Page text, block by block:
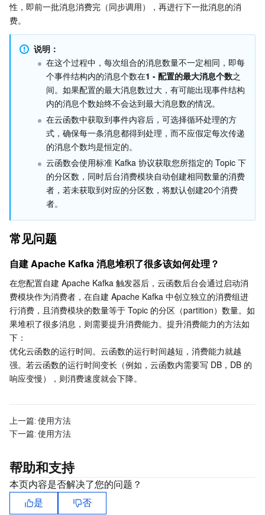
集团账号管理
控制中心
身份识别平台
云顾问 - 混沌演练
地域管理系统
配额中心
资源中心
Grafana 可视化服务
事件总线
腾讯云健康看板
云顾问-Tencent RTC 云助手
云压测
大数据处理套件 TBDS
其他文档
渠道合作伙伴
账号相关
消息中心
控制台相关
费用中心
认证信息
政策与规范
第三方
服务计划
腾讯云培训认证
合作伙伴支持计划
操作系统
TencentOS Server
性，即前一批消息消费完（同步调用），再进行下一批消息的消
费。
说明：
在这个过程中，每次组合的消息数量不一定相同，即每
个事件结构内的消息个数在1 - 配置的最大消息个数之
间。如果配置的最大消息数过大，有可能出现事件结构
内的消息个数始终不会达到最大消息数的情况。
在云函数中获取到事件内容后，可选择循环处理的方
式，确保每一条消息都得到处理，而不应假定每次传递
的消息个数均是恒定的。
云函数会使用标准 Kafka 协议获取您所指定的 Topic 下
的分区数，同时后台消费模块自动创建相同数量的消费
者，若未获取到对应的分区数，将默认创建20个消费
者。
常见问题
自建 Apache Kafka 消息堆积了很多该如何处理？
在您配置自建 Apache Kafka 触发器后，云函数后台会通过启动消
费模块作为消费者，在自建 Apache Kafka 中创立独立的消费组进
行消费，且消费模块的数量等于 Topic 的分区（partition）数量。如
果堆积了很多消息，则需要提升消费能力。提升消费能力的方法如
下：
优化云函数的运行时间。云函数的运行时间越短，消费能力就越
强。若云函数的运行时间变长（例如，云函数内需要写 DB，DB 的
响应变慢），则消费速度就会下降。
上一篇: 使用方法
下一篇: 使用方法
帮助和支持
本页内容是否解决了您的问题？
是
否